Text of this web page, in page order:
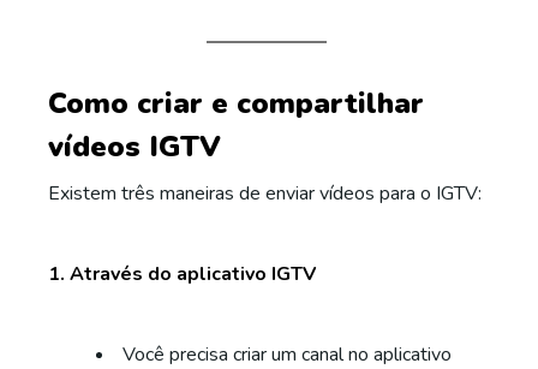
Como criar e compartilhar
vídeos IGTV
Existem três maneiras de enviar vídeos para o IGTV:
1. Através do aplicativo IGTV
Você precisa criar um canal no aplicativo